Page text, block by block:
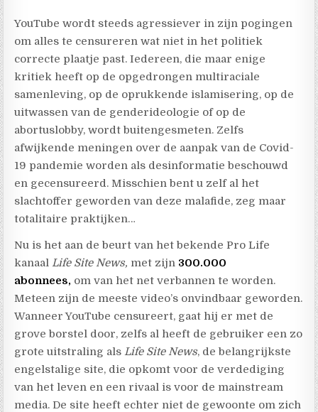
YouTube wordt steeds agressiever in zijn pogingen
om alles te censureren wat niet in het politiek
correcte plaatje past. Iedereen, die maar enige
kritiek heeft op de opgedrongen multiraciale
samenleving, op de oprukkende islamisering, op de
uitwassen van de genderideologie of op de
abortuslobby, wordt buitengesmeten. Zelfs
afwijkende meningen over de aanpak van de Covid-
19 pandemie worden als desinformatie beschouwd
en gecensureerd. Misschien bent u zelf al het
slachtoffer geworden van deze malafide, zeg maar
totalitaire praktijken…
Nu is het aan de beurt van het bekende Pro Life
kanaalLife Site News, met zijn 300.000
abonnees, om van het net verbannen te worden.
Meteen zijn de meeste video’s onvindbaar geworden.
Wanneer YouTube censureert, gaat hij er met de
grove borstel door, zelfs al heeft de gebruiker een zo
grote uitstraling alsLife Site News, de belangrijkste
engelstalige site, die opkomt voor de verdediging
van het leven en een rivaal is voor de mainstream
media. De site heeft echter niet de gewoonte om zich